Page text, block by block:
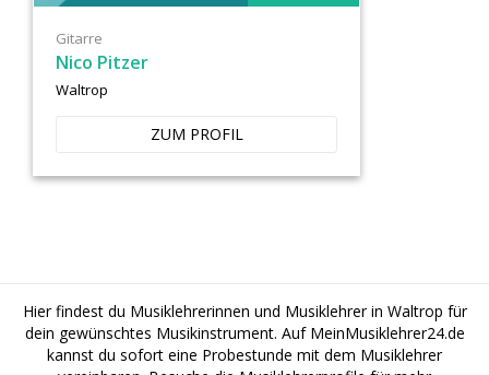
Gitarre
Nico Pitzer
Waltrop
ZUM PROFIL
Hier findest du Musiklehrerinnen und Musiklehrer in Waltrop für
dein gewünschtes Musikinstrument. Auf MeinMusiklehrer24.de
kannst du sofort eine Probestunde mit dem Musiklehrer